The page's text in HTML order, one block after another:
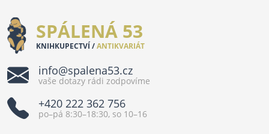
SPÁLENÁ 53
KNIHKUPECTVÍ /ANTIKVARIÁT
info@spalena53.cz
vaše dotazy rádi zodpovíme
+420 222 362 756
po–pá 8:30–18:30, so 10–16